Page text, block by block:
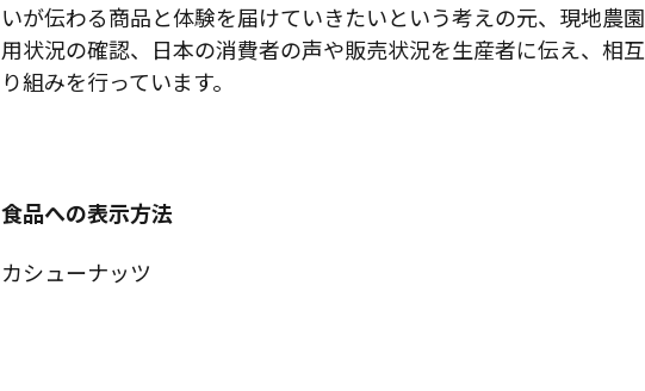
いが伝わる商品と体験を届けていきたいという考えの元、現地農
用状況の確認、日本の消費者の声や販売状況を生産者に伝え、相
り組みを行っています。
食品への表示方法
カシューナッツ